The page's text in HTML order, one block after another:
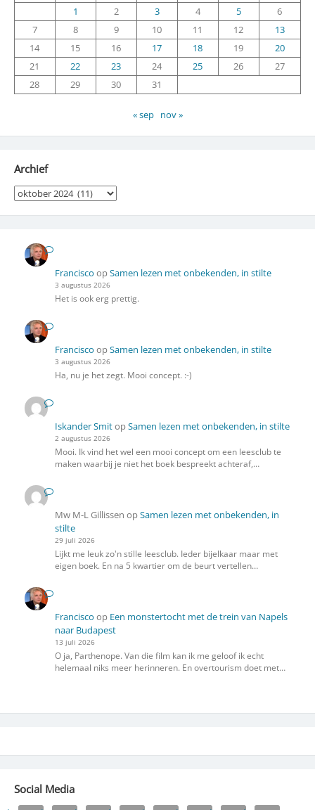
1
2 3 4 5
6
7
8 9 10 11 12
13
14
15 16 17 18 19
20
21
22 23 24 25 26
27
28
29 30 31
« sep nov »
Archief
Archief
Francisco opSamen lezen met onbekenden, in stilte
3 augustus 2026
Het is ook erg prettig.
Francisco opSamen lezen met onbekenden, in stilte
3 augustus 2026
Ha, nu je het zegt. Mooi concept. :-)
Iskander SmitopSamen lezen met onbekenden, in stilte
2 augustus 2026
Mooi. Ik vind het wel een mooi concept om een leesclub te
maken waarbij je niet het boek bespreekt achteraf,…
Mw M-L Gillissen opSamen lezen met onbekenden, in
stilte
29 juli 2026
Lijkt me leuk zo'n stille leesclub. Ieder bijelkaar maar met
eigen boek. En na 5 kwartier om de beurt vertellen…
Francisco op Een monstertocht met de trein van Napels
naar Budapest
13 juli 2026
O ja, Parthenope. Van die film kan ik me geloof ik echt
helemaal niks meer herinneren. En overtourism doet met…
Social Media